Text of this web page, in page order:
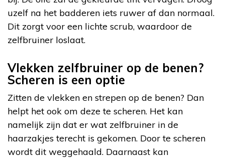
uzelf na het badderen iets ruwer af dan normaal.
Dit zorgt voor een lichte scrub, waardoor de
zelfbruiner loslaat.
Vlekken zelfbruiner op de benen?
Scheren is een optie
Zitten de vlekken en strepen op de benen? Dan
helpt het ook om deze te scheren. Het kan
namelijk zijn dat er wat zelfbruiner in de
haarzakjes terecht is gekomen. Door te scheren
wordt dit weggehaald. Daarnaast kan